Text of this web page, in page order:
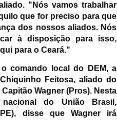
"Nós vamos trabalhar
que for preciso para que
dos nossos aliados. Nós
à disposição para isso,
para o Ceará."
comando local do DEM, a
Feitosa, aliado do
Wagner (Pros). Nesta
do União Brasil,
disse que Wagner irá